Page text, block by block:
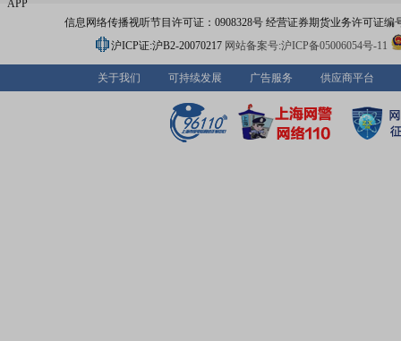
APP
信息网络传播视听节目许可证：0908328号 经营证券期货业务许可证编
沪ICP证:沪B2-20070217 网站备案号:沪ICP备05006054号-11
关于我们 可持续发展 广告服务 供应商平台